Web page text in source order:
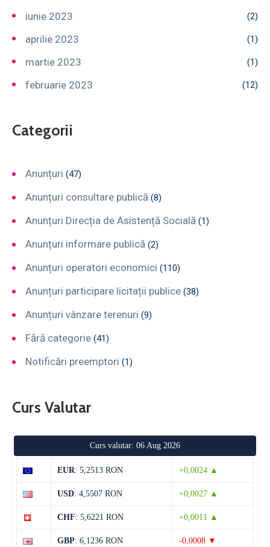
iunie 2023 (2)
aprilie 2023 (1)
martie 2023 (1)
februarie 2023 (12)
Categorii
Anunțuri (47)
Anunțuri consultare publică (8)
Anunțuri Direcția de Asistență Socială (1)
Anunțuri informare publică (2)
Anunțuri operatori economici (110)
Anunțuri participare licitații publice (38)
Anunțuri vânzare terenuri (9)
Fără categorie (41)
Notificări preemptori (1)
Curs Valutar
Curs valutar: 06 Aug 2026
EUR: 5,2513 RON +0,0024 ▲
USD: 4,5507 RON +0,0027 ▲
CHF: 5,6221 RON +0,0011 ▲
GBP: 6,1236 RON -0,0008 ▼